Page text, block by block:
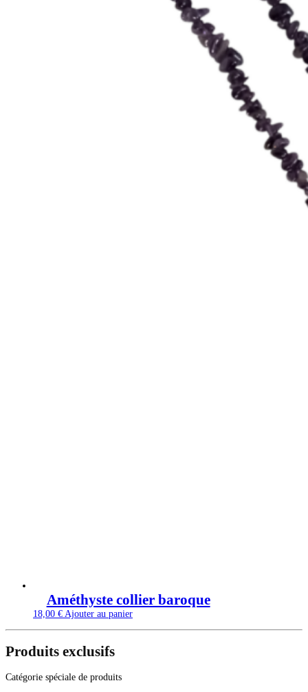
Améthyste collier baroque
18,00 € Ajouter au panier
Produits exclusifs
Catégorie spéciale de produits